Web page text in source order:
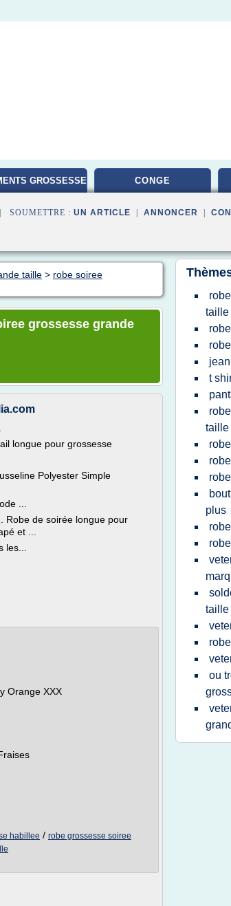
GROSSESSE CONGE
SOUMETTRE : UN ARTICLE ANNONCER
taille > robe soiree
grossesse grande
longue pour grossesse
Polyester Simple
...
Robe de soirée longue pour
et ...
Orange XXX
habillee / robe grossesse soiree
taille
t
taille
plus
taille
ou